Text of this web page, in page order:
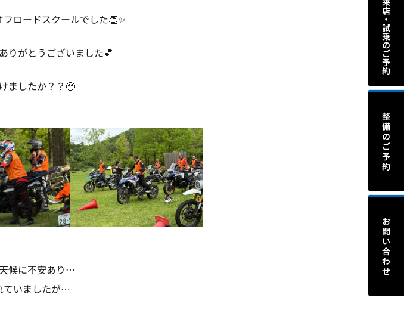
ロードスクールでした👏✨
りがとうございました💕
ましたか？？🥹
候に不安あり…
ていましたが…